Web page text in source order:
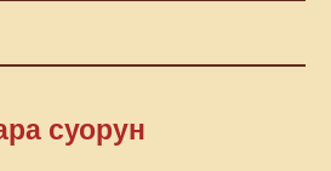
суорун